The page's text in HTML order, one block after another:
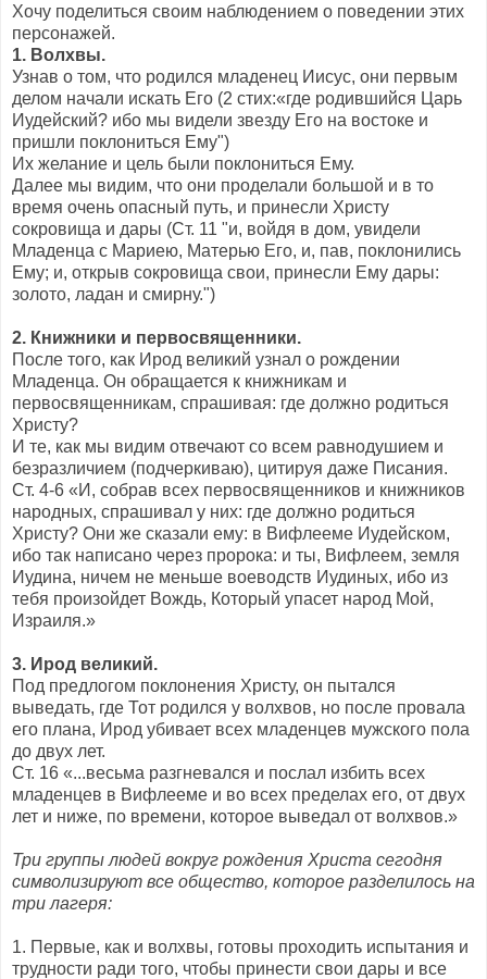
Хочу поделиться своим наблюдением о поведении этих
персонажей.
1. Волхвы.
Узнав о том, что родился младенец Иисус, они первым
делом начали искать Его (2 стих:«где родившийся Царь
Иудейский? ибо мы видели звезду Его на востоке и
пришли поклониться Ему")
Их желание и цель были поклониться Ему.
Далее мы видим, что они проделали большой и в то
время очень опасный путь, и принесли Христу
сокровища и дары (Ст. 11 "и, войдя в дом, увидели
Младенца с Мариею, Матерью Его, и, пав, поклонились
Ему; и, открыв сокровища свои, принесли Ему дары:
золото, ладан и смирну.")
2. Книжники и первосвященники.
После того, как Ирод великий узнал о рождении
Младенца. Он обращается к книжникам и
первосвященникам, спрашивая: где должно родиться
Христу?
И те, как мы видим отвечают со всем равнодушием и
безразличием (подчеркиваю), цитируя даже Писания.
Ст. 4-6 «И, собрав всех первосвященников и книжников
народных, спрашивал у них: где должно родиться
Христу? Они же сказали ему: в Вифлееме Иудейском,
ибо так написано через пророка: и ты, Вифлеем, земля
Иудина, ничем не меньше воеводств Иудиных, ибо из
тебя произойдет Вождь, Который упасет народ Мой,
Израиля.»
3. Ирод великий.
Под предлогом поклонения Христу, он пытался
выведать, где Тот родился у волхвов, но после провала
его плана, Ирод убивает всех младенцев мужского пола
до двух лет.
Ст. 16 «...весьма разгневался и послал избить всех
младенцев в Вифлееме и во всех пределах его, от двух
лет и ниже, по времени, которое выведал от волхвов.»
Три группы людей вокруг рождения Христа сегодня
символизируют все общество, которое разделилось на
три лагеря:
1. Первые, как и волхвы, готовы проходить испытания и
трудности ради того, чтобы принести свои дары и все